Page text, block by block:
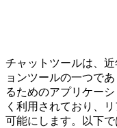
チャットツールは、
ョンツールの一つで
るためのアプリケー
く利用されており、
可能にします。以下